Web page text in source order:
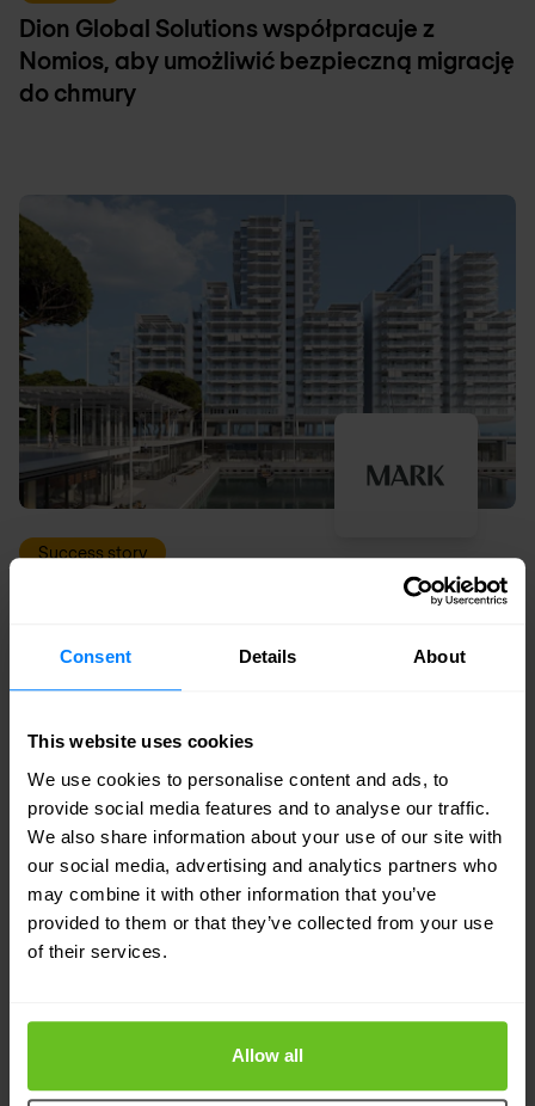
Consent Details About
This website uses cookies
We use cookies to personalise content and ads, to
provide social media features and to analyse our traffic.
We also share information about your use of our site with
our social media, advertising and analytics partners who
may combine it with other information that you’ve
provided to them or that they’ve collected from your use
of their services.
Allow all
Dion Global Solutions współpracuje z
Nomios, aby umożliwić bezpieczną migrację
do chmury
Success story
Firma inwestująca w nieruchomości tworzy